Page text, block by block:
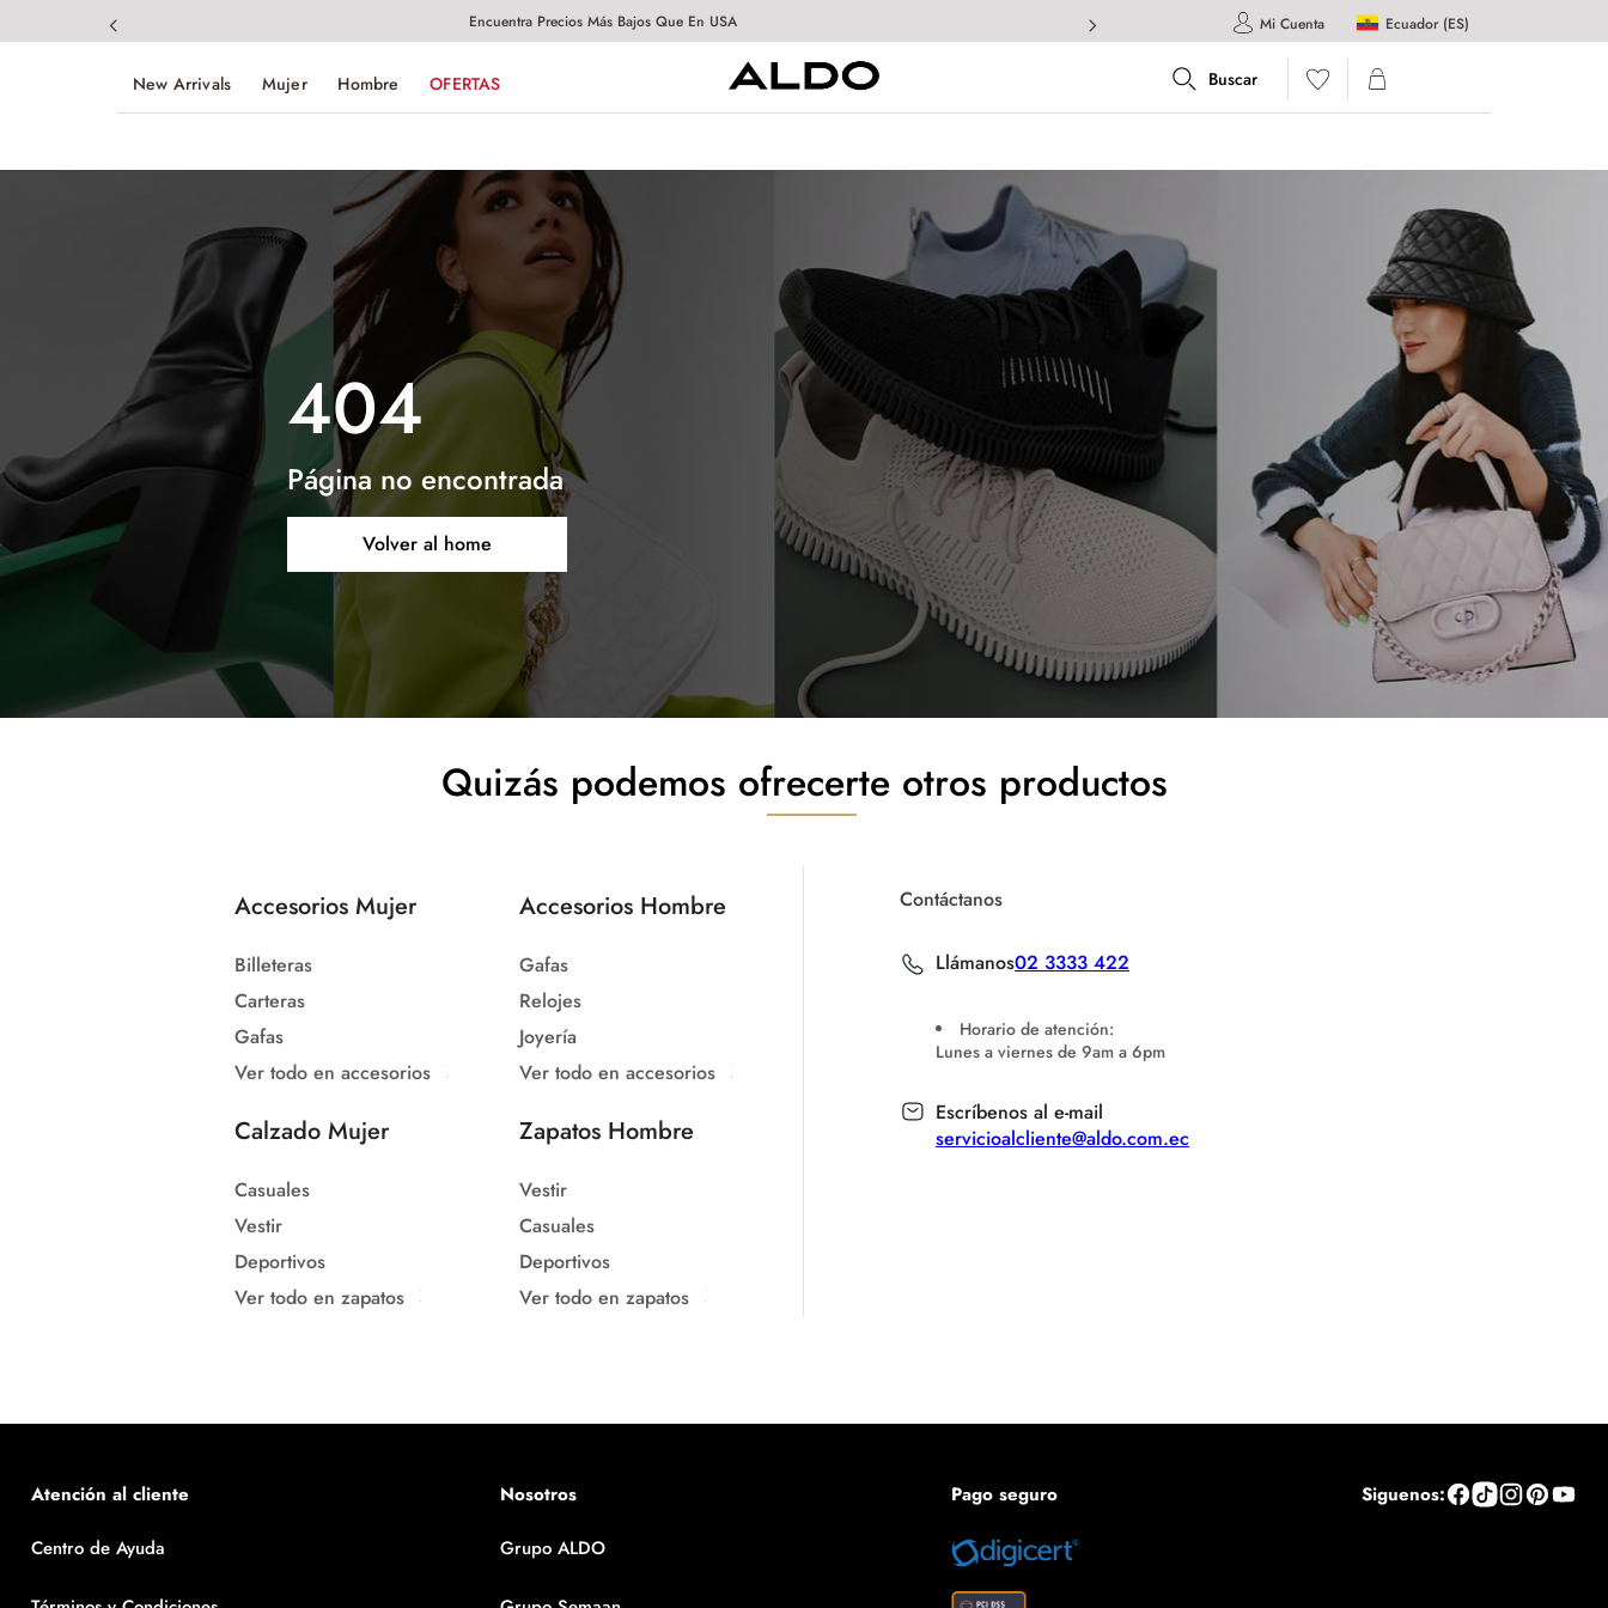
Encuentra Precios Más Bajos Que En USA Mi Cuenta Ecuador (ES)
New Arrivals Mujer Hombre OFERTAS
404
Página no encontrada
Volver al home
Quizás podemos ofrecerte otros productos
Accesorios Mujer
Billeteras
Carteras
Gafas
Ver todo en accesorios
Accesorios Hombre
Gafas
Relojes
Joyería
Ver todo en accesorios
Calzado Mujer
Casuales
Vestir
Deportivos
Ver todo en zapatos
Zapatos Hombre
Vestir
Casuales
Deportivos
Ver todo en zapatos
Contáctanos
Llámanos02 3333 422
Horario de atención:
Lunes a viernes de 9am a 6pm
Escríbenos al e-mail
servicioalcliente@aldo.com.ec
Atención al cliente
Centro de Ayuda
Nosotros
Grupo ALDO
Pago seguro Siguenos: